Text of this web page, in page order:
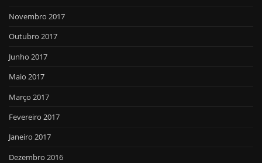
Novembro 2017
Outubro 2017
Junho 2017
Maio 2017
Março 2017
Fevereiro 2017
Janeiro 2017
Dezembro 2016